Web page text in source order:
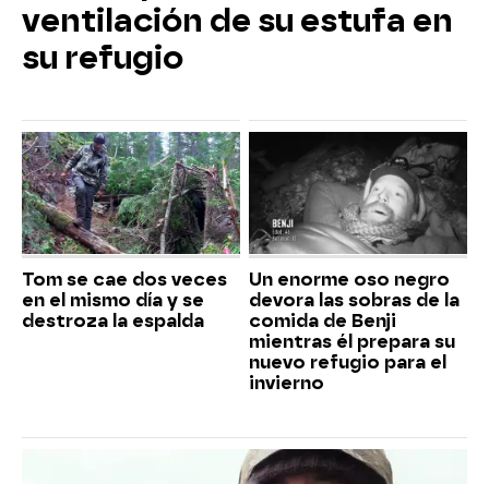
ventilación de su estufa en
su refugio
Tom se cae dos veces
en el mismo día y se
destroza la espalda
Un enorme oso negro
devora las sobras de la
comida de Benji
mientras él prepara su
nuevo refugio para el
invierno